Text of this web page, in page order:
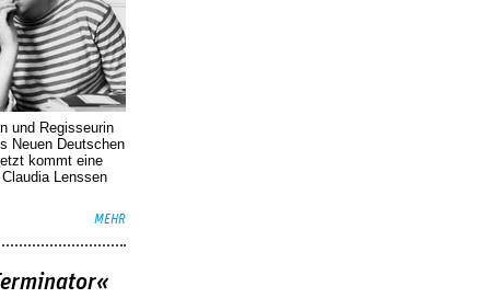
und Regisseurin
Neuen Deutschen
kommt eine
Lenssen
MEHR